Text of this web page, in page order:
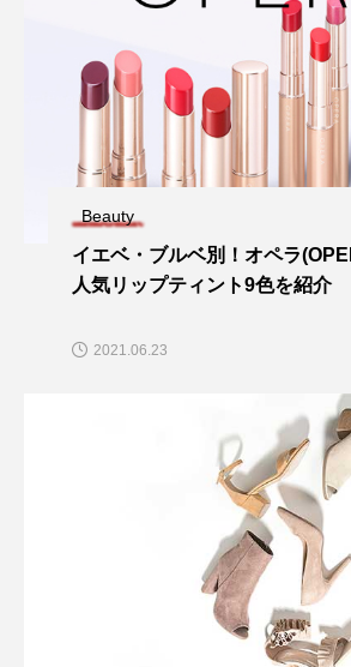
Beauty
イエベ・ブルベ別！オペラ
人気リップティント9色を紹介
2021.06.23